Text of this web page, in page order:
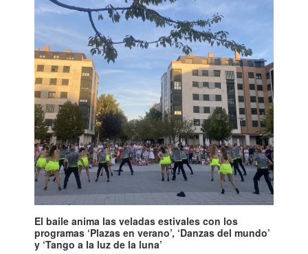
El baile anima las veladas estivales con los
programas ‘Plazas en verano’, ‘Danzas del mundo’
y ‘Tango a la luz de la luna’